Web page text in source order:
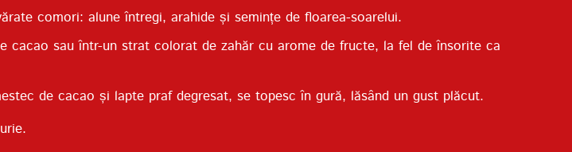
comori: alune întregi, arahide și semințe de floarea-soarelui.
sau într-un strat colorat de zahăr cu arome de fructe, la fel de însorite ca
de cacao și lapte praf degresat, se topesc în gură, lăsând un gust plăcut.